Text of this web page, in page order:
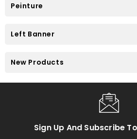
Peinture
Left Banner
New Products
Sign Up And Subscribe